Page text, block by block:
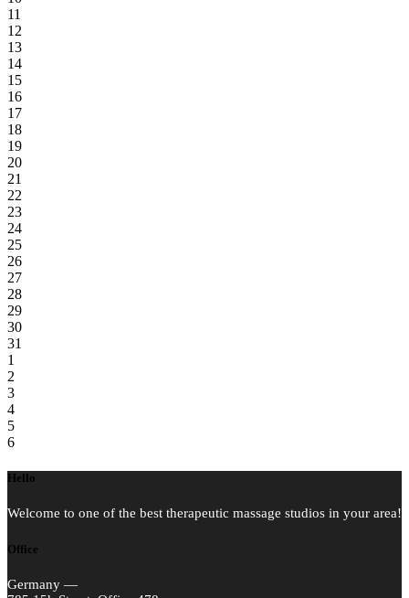
11
12
13
14
15
16
17
18
19
20
21
22
23
24
25
26
27
28
29
30
31
1
2
3
4
5
6
Hello
Welcome to one of the best therapeutic massage studios in your area!
Office
Germany —